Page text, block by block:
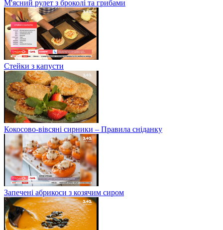
М'ясний рулет з броколі та грибами
Стейки з капусти
Кокосово-вівсяні сирники – Правила сніданку
Запечені абрикоси з козячим сиром